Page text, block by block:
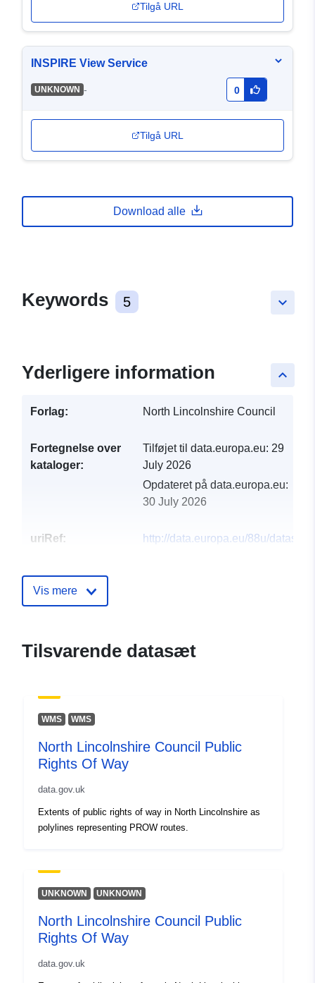
Tilgå URL
INSPIRE View Service
UNKNOWN - 0
Tilgå URL
Download alle
keyboard_arrow_down
Keywords 5
keyboard_arrow_up
Yderligere information
Forlag: North Lincolnshire Council
Fortegnelse over
kataloger:
Tilføjet til data.europa.eu: 29
July 2026
Opdateret på data.europa.eu:
30 July 2026
uriRef:
http://data.europa.eu/88u/dataset/
Vis mere
Tilsvarende datasæt
WMS WMS
North Lincolnshire Council Public
Rights Of Way
data.gov.uk
Extents of public rights of way in North Lincolnshire as
polylines representing PROW routes.
UNKNOWN UNKNOWN
North Lincolnshire Council Public
Rights Of Way
data.gov.uk